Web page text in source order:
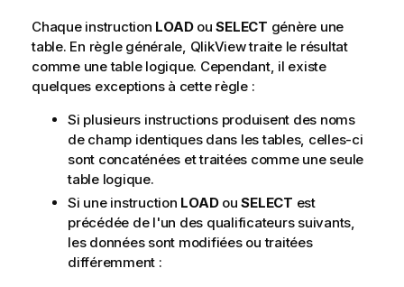
Chaque instruction LOADouSELECT génère une
table. En règle générale, QlikViewtraite le résultat
comme une table logique. Cependant, il existe
quelques exceptions à cette règle :
Si plusieurs instructions produisent des noms
de champ identiques dans les tables, celles-ci
sont concaténées et traitées comme une seule
table logique.
Si une instruction LOADouSELECT est
précédée de l'un des qualificateurs suivants,
les données sont modifiées ou traitées
différemment :